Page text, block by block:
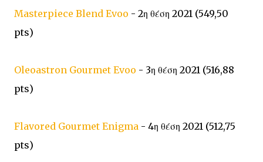
Masterpiece Blend Evoo - 2η θέση 2021 (549,50
pts)
Oleoastron Gourmet Evoo - 3η θέση 2021 (516,88
pts)
Flavored Gourmet Enigma - 4η θέση 2021 (512,75
pts)